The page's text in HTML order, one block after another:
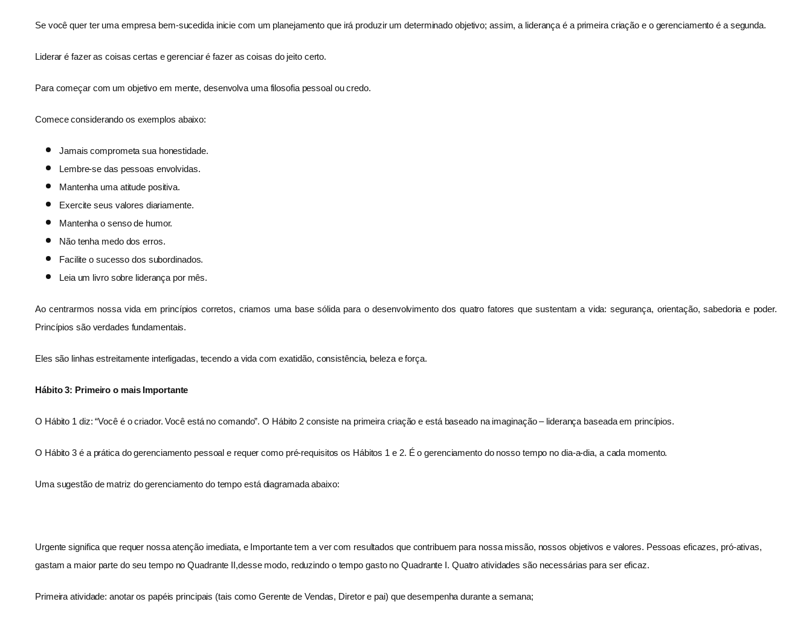
Se você quer ter uma empresa bem-sucedida inicie com um planejamento que irá produzir um determinado objetivo; assim, a liderança é a primeira criação e o gerenciamento é a segunda.
Liderar é fazer as coisas certas e gerenciar é fazer as coisas do jeito certo.
Para começar com um objetivo em mente, desenvolva uma filosofia pessoal ou credo.
Comece considerando os exemplos abaixo:
Jamais comprometa sua honestidade.
Lembre-se das pessoas envolvidas.
Mantenha uma atitude positiva.
Exercite seus valores diariamente.
Mantenha o senso de humor.
Não tenha medo dos erros.
Facilite o sucesso dos subordinados.
Leia um livro sobre liderança por mês.
Ao centrarmos nossa vida em princípios corretos, criamos uma base sólida para o desenvolvimento dos quatro fatores que sustentam a vida: segurança, orientação, sabedoria e poder.
Princípios são verdades fundamentais.
Eles são linhas estreitamente interligadas, tecendo a vida com exatidão, consistência, beleza e força.
Hábito 3: Primeiro o mais Importante
O Hábito 1 diz: “Você é o criador. Você está no comando”. O Hábito 2 consiste na primeira criação e está baseado na imaginação – liderança baseada em princípios.
O Hábito 3 é a prática do gerenciamento pessoal e requer como pré-requisitos os Hábitos 1 e 2. É o gerenciamento do nosso tempo no dia-a-dia, a cada momento.
Uma sugestão de matriz do gerenciamento do tempo está diagramada abaixo:
Urgente significa que requer nossa atenção imediata, e Importante tem a ver com resultados que contribuem para nossa missão, nossos objetivos e valores. Pessoas eficazes, pró-ativas,
gastam a maior parte do seu tempo no Quadrante II,desse modo, reduzindo o tempo gasto no Quadrante I. Quatro atividades são necessárias para ser eficaz.
Primeira atividade: anotar os papéis principais (tais como Gerente de Vendas, Diretor e pai) que desempenha durante a semana;